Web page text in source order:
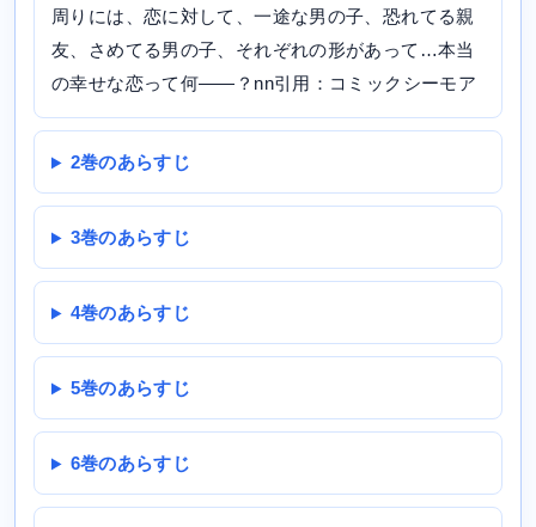
周りには、恋に対して、一途な男の子、恐れてる親
友、さめてる男の子、それぞれの形があって…本当
の幸せな恋って何――？nn引用：コミックシーモア
2巻のあらすじ
3巻のあらすじ
4巻のあらすじ
5巻のあらすじ
6巻のあらすじ